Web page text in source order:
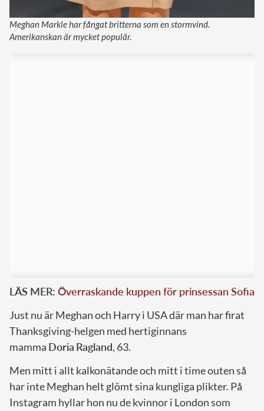
Meghan Markle har fångat britterna som en stormvind.
Amerikanskan är mycket populär.
LÄS MER: Överraskande kuppen för prinsessan Sofia
Just nu är Meghan och Harry i USA där man har firat
Thanksgiving-helgen med hertiginnans
mamma Doria Ragland, 63.
Men mitt i allt kalkonätande och mitt i time outen så
har inte Meghan helt glömt sina kungliga plikter. På
Instagram hyllar hon nu de kvinnor i London som